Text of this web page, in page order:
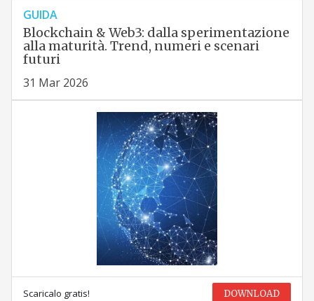
GUIDA
Blockchain & Web3: dalla sperimentazione
alla maturità. Trend, numeri e scenari
futuri
31 Mar 2026
Scaricalo gratis! DOWNLOAD